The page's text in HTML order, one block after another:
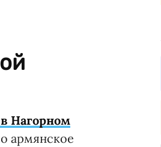
Нагорном
армянское